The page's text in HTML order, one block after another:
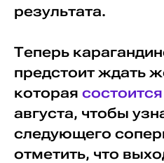
результата.
Теперь
предстоит ждать
которая состоится
августа, чтобы
следующего
отметить, что